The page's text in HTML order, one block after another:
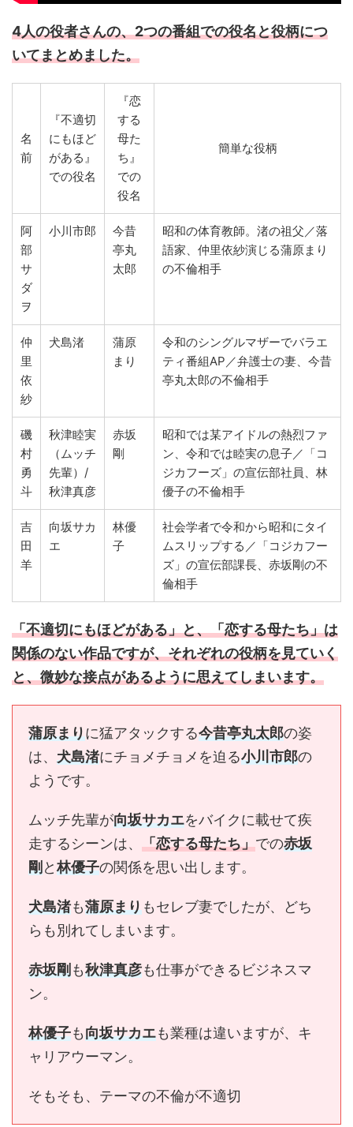
4人の役者さんの、2つの番組での役名と役柄につ
いてまとめました。
名
前
『不適切
にもほど
がある』
での役名
『恋
する
母た
ち』
での
役名
簡単な役柄
阿
部
サ
ダ
ヲ
小川市郎
今昔
亭丸
太郎
昭和の体育教師。渚の祖父／落
語家、仲里依紗演じる蒲原まり
の不倫相手
仲
里
依
紗
犬島渚
蒲原
まり
令和のシングルマザーでバラエ
ティ番組AP／弁護士の妻、今昔
亭丸太郎の不倫相手
磯
村
勇
斗
秋津睦実
（ムッチ
先輩）/
秋津真彦
赤坂
剛
昭和では某アイドルの熱烈ファ
ン、令和では睦実の息子／「コ
ジカフーズ」の宣伝部社員、林
優子の不倫相手
吉
田
羊
向坂サカ
エ
林優
子
社会学者で令和から昭和にタイ
ムスリップする／「コジカフー
ズ」の宣伝部課長、赤坂剛の不
倫相手
「不適切にもほどがある」と、「恋する母たち」は
関係のない作品ですが、それぞれの役柄を見ていく
と、微妙な接点があるように思えてしまいます。
蒲原まりに猛アタックする今昔亭丸太郎の姿
は、 犬島渚にチョメチョメを迫る小川市郎の
ようです。
ムッチ先輩が向坂サカエをバイクに載せて疾
走するシーンは、 「恋する母たち」での赤坂
剛 と林優子の関係を思い出します。
犬島渚も蒲原まりもセレブ妻でしたが、どち
らも別れてしまいます。
赤坂剛 も秋津真彦も仕事ができるビジネスマ
ン。
林優子も向坂サカエも業種は違いますが、キ
ャリアウーマン。
そもそも、テーマの不倫が不適切